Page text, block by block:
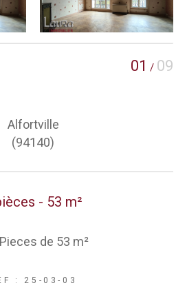
01 / 09
Alfortville
(94140)
- 53 m²
de 53 m²
: 25-03-03